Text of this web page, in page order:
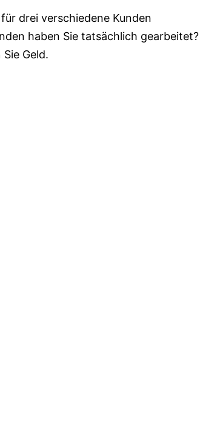
drei verschiedene Kunden
haben Sie tatsächlich gearbeitet?
Geld.